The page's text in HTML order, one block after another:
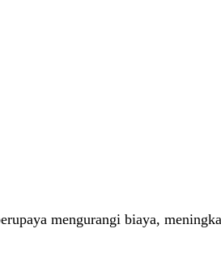
mengurangi biaya,